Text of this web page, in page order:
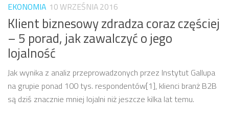
EKONOMIA 10 WRZEŚNIA 2016
Klient biznesowy zdradza coraz częściej
– 5 porad, jak zawalczyć o jego
lojalność
Jak wynika z analiz przeprowadzonych przez Instytut Gallupa
na grupie ponad 100 tys. respondentów[1], klienci branż B2B
są dziś znacznie mniej lojalni niż jeszcze kilka lat temu.